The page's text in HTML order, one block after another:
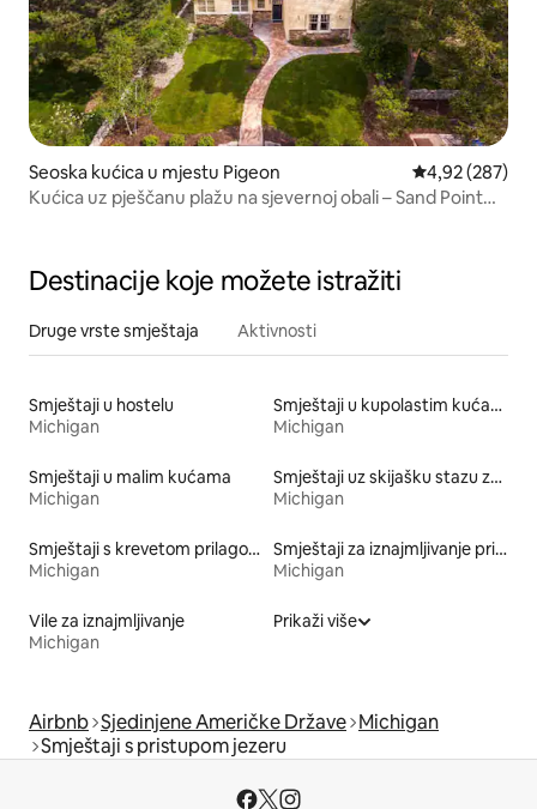
Seoska kućica u mjestu Pigeon Prosječna
4,92 (287)
Kućica uz pješčanu plažu na sjevernoj obali – Sand Point
Destinacije koje možete istražiti
Druge vrste smještaja Aktivnosti
Smještaji u hostelu
Michigan
Smještaji u kupolastim kućama
Michigan
Smještaji u malim kućama
Michigan
Smještaji uz skijašku stazu za iznajmljivanje
Michigan
Smještaji s krevetom prilagođene visine
Michigan
Smještaji za iznajmljivanje prikladni za porodice
Michigan
Vile za iznajmljivanje
Michigan
Prikaži više
Airbnb Sjedinjene Američke Države Michigan
Smještaji s pristupom jezeru